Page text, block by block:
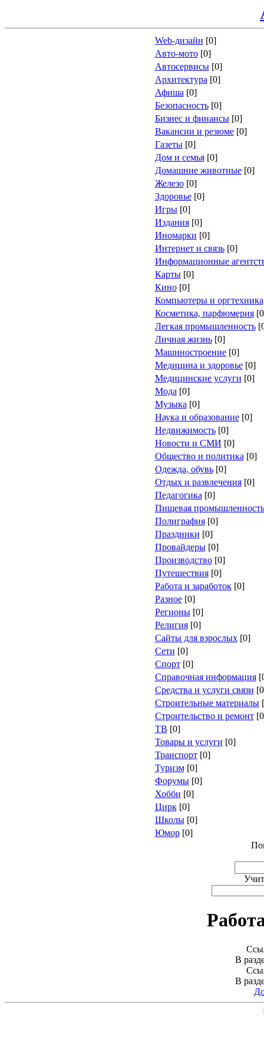
Web-дизайн [0]
Авто-мото[0]
Автосервисы[0]
Архитектура [0]
Афиша [0]
Безопасность[0]
Бизнес и финансы[0]
Вакансии и резюме[0]
Газеты[0]
Дом и семья[0]
Домашние животные[0]
Железо[0]
Здоровье[0]
Игры[0]
Издания[0]
Иномарки [0]
Интернет и связь[0]
Информационные
Карты[0]
Кино[0]
Компьютеры и оргтехника
Косметика, парфюмерия
Легкая промышленность
Личная жизнь[0]
Машиностроение[0]
Медицина и здоровье[0]
Медицинские услуги [0]
Мода [0]
Музыка [0]
Наука и образование[0]
Недвижимость[0]
Новости и СМИ [0]
Общество и политика [0]
Одежда, обувь[0]
Отдых и развлечения[0]
Педагогика [0]
Пищевая промышленность
Полиграфия[0]
Праздники [0]
Провайдеры[0]
Производство[0]
Путешествия[0]
Работа и заработок[0]
Разное[0]
Регионы[0]
Религия[0]
Сайты для взрослых[0]
Сети [0]
Спорт[0]
Справочная информация
Средства и услуги связи
Строительные материалы
Строительство и ремонт
ТВ [0]
Товары и услуги [0]
Транспорт[0]
Туризм[0]
Форумы[0]
Хобби [0]
Цирк[0]
Школы[0]
Юмор[0]
В
В